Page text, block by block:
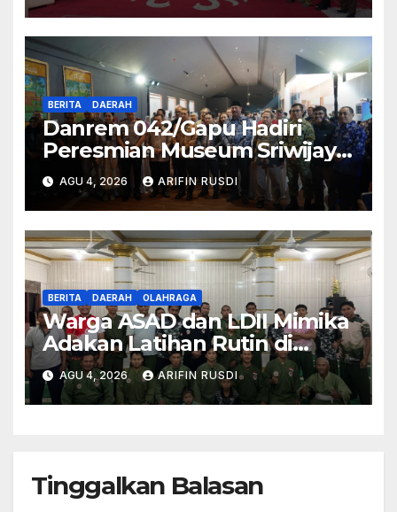
BERITA DAERAH
Danrem 042/Gapu Hadiri
Peresmian Museum Sriwijaya
Dharmakirti oleh Menteri
Kebudayaan RI
AGU 4, 2026 ARIFIN RUSDI
BERITA DAERAH OLAHRAGA
Warga ASAD dan LDII Mimika
Adakan Latihan Rutin di
Bulan Agustus 2026
AGU 4, 2026 ARIFIN RUSDI
Tinggalkan Balasan